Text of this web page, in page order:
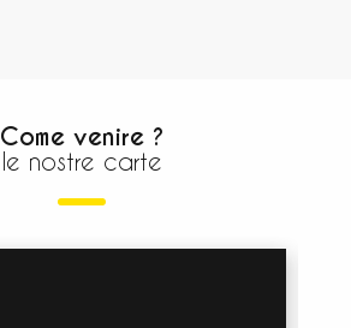
Come venire ?
le nostre carte